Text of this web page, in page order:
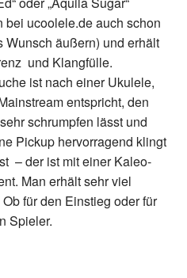
bei ucoolele.de auch schon
Wunsch äußern) und erhält
und Klangfülle.
ist nach einer Ukulele,
entspricht, den
schrumpfen lässt und
Pickup hervorragend klingt
– der ist mit einer Kaleo-
Man erhält sehr viel
Ob für den Einstieg oder für
Spieler.